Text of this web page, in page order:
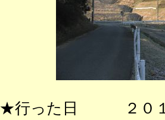
★行った日 ２０１